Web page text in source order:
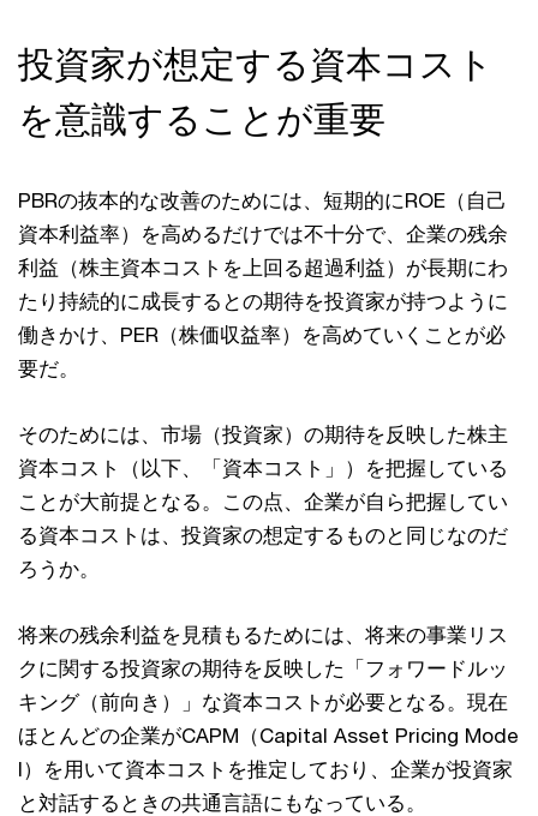
投資家が想定する資本コスト
を意識することが重要
PBRの抜本的な改善のためには、短期的にROE（⾃⼰
資本利益率）を⾼めるだけでは不⼗分で、企業の残余
利益（株主資本コストを上回る超過利益）が⻑期にわ
たり持続的に成⻑するとの期待を投資家が持つように
働きかけ、PER（株価収益率）を⾼めていくことが必
要だ。
そのためには、市場（投資家）の期待を反映した株主
資本コスト（以下、「資本コスト」）を把握している
ことが⼤前提となる。この点、企業が⾃ら把握してい
る資本コストは、投資家の想定するものと同じなのだ
ろうか。
将来の残余利益を⾒積もるためには、将来の事業リス
クに関する投資家の期待を反映した「フォワードルッ
キング（前向き）」な資本コストが必要となる。現在
ほとんどの企業がCAPM（Capital Asset Pricing Mode
l）を⽤いて資本コストを推定しており、企業が投資家
と対話するときの共通⾔語にもなっている。